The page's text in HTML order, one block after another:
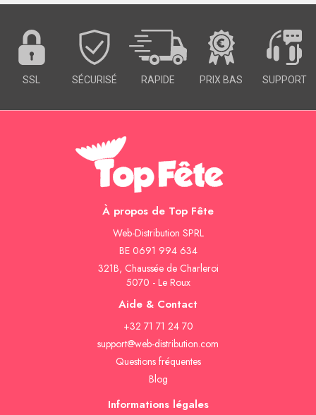
SSL SÉCURISÉ RAPIDE PRIX BAS SUPPORT
À propos de Top Fête
Web-Distribution SPRL
BE 0691 994 634
321B, Chaussée de Charleroi
5070 - Le Roux
Aide & Contact
+32 71 71 24 70
support@web-distribution.com
Questions fréquentes
Blog
Informations légales